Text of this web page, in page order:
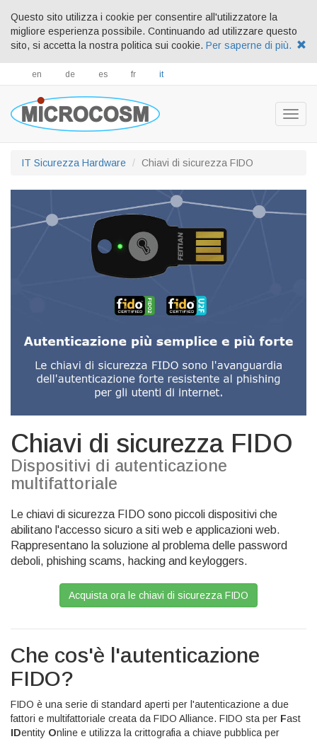
Questo sito utilizza i cookie per consentire all'utilizzatore la
migliore esperienza possibile. Continuando ad utilizzare questo
sito, si accetta la nostra politica sui cookie. Per saperne di più.
en de es fr it
IT Sicurezza Hardware Chiavi di sicurezza FIDO
Chiavi di sicurezza FIDO
Dispositivi di autenticazione
multifattoriale
Le chiavi di sicurezza FIDO sono piccoli dispositivi che
abilitano l'accesso sicuro a siti web e applicazioni web.
Rappresentano la soluzione al problema delle password
deboli, phishing scams, hacking and keyloggers.
Acquista ora le chiavi di sicurezza FIDO
Che cos'è l'autenticazione
FIDO?
FIDO è una serie di standard aperti per l'autenticazione a due
fattori e multifattoriale creata da FIDO Alliance. FIDO sta per Fast
IDentity Online e utilizza la crittografia a chiave pubblica per